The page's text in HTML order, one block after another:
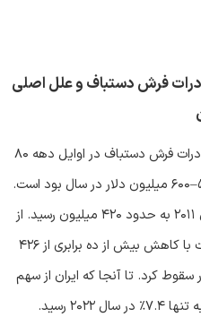
فرش دستباف و علل اصلی
در طول 20 سال گذشته نقطه اوج صادرات فرش دستباف در اوایل دهه ۸۰
خورشیدی (۲۰۰۲ میلادی)، حدود ۵۰۰–۶۰۰ میلیون دلار در سال بود است.
این میزان با کاهشی چشمگیر تا سال ۲۰۱۱ به حدود ۴۲۰ میلیون رسید. از
۲۰۱۶ (۱۳۹۶) تا ۲۰۲۳ (۱۴۰۲)، صادرات با کاهش بیش از ده برابری از ۴۲۶
۴۰ میلیون دلار سقوط کرد. تا آنجا که ایران از سهم